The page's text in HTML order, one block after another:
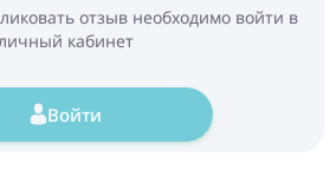
отзыв необходимо войти в
личный кабинет
Войти